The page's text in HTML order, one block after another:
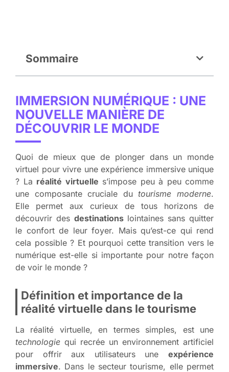
Sommaire
IMMERSION NUMÉRIQUE : UNE
NOUVELLE MANIÈRE DE
DÉCOUVRIR LE MONDE
Quoi de mieux que de plonger dans un monde
virtuel pour vivre une expérience immersive unique
? La réalité virtuelle s’impose peu à peu comme
une composante cruciale du tourisme moderne.
Elle permet aux curieux de tous horizons de
découvrir des destinationslointaines sans quitter
le confort de leur foyer. Mais qu’est-ce qui rend
cela possible ? Et pourquoi cette transition vers le
numérique est-elle si importante pour notre façon
de voir le monde ?
Définition et importance de la
réalité virtuelle dans le tourisme
La réalité virtuelle, en termes simples, est une
technologie qui recrée un environnement artificiel
pour offrir aux utilisateurs une expérience
immersive. Dans le secteur tourisme, elle permet